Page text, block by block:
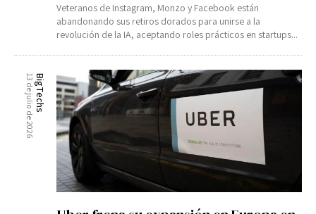
Veteranos de Instagram, Monzo y Facebook están
abandonando sus retiros dorados para unirse a la
revolución de la IA, aceptando roles prácticos en startups...
BigTechs
13 de julio de 2026